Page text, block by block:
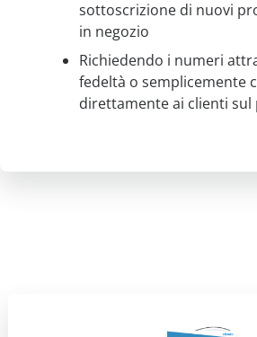
sottoscrizione di nuovi
in negozio
Richiedendo i numeri
fedeltà o semplicemente
direttamente ai clienti sul